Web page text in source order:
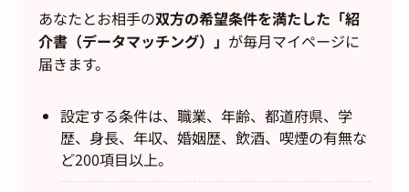
あなたとお相手の双方の希望条件を満たした「紹
介書（データマッチング）」 が毎月マイページに
届きます。
設定する条件は、職業、年齢、都道府県、学
歴、身長、年収、婚姻歴、飲酒、喫煙の有無な
ど200項目以上。